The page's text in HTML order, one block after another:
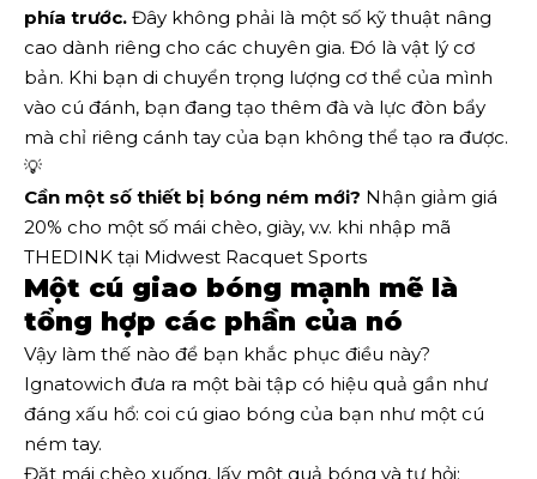
phía trước. Đây không phải là một số kỹ thuật nâng
cao dành riêng cho các chuyên gia. Đó là vật lý cơ
bản. Khi bạn di chuyển trọng lượng cơ thể của mình
vào cú đánh, bạn đang tạo thêm đà và lực đòn bẩy
mà chỉ riêng cánh tay của bạn không thể tạo ra được.
💡
Cần một số thiết bị bóng ném mới? Nhận giảm giá
20% cho một số mái chèo, giày, v.v. khi nhập mã
THEDINK tại Midwest Racquet Sports
Một cú giao bóng mạnh mẽ là
tổng hợp các phần của nó
Vậy làm thế nào để bạn khắc phục điều này?
Ignatowich đưa ra một bài tập có hiệu quả gần như
đáng xấu hổ: coi cú giao bóng của bạn như một cú
ném tay.
Đặt mái chèo xuống, lấy một quả bóng và tự hỏi: